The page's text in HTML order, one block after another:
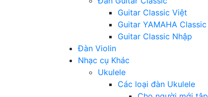
Guitar Classic Việt
Guitar YAMAHA Classic
Guitar Classic Nhập
Đàn Violin
Nhạc cụ Khác
Ukulele
Các loại đàn Ukulele